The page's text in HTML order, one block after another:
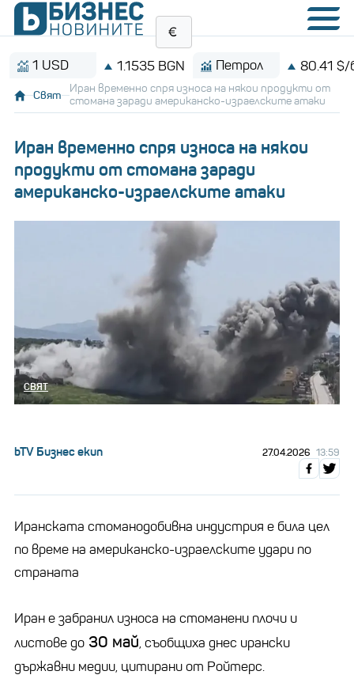
USD 1.1535 BGN Петрол 80.41 $/барел
Свят
Иран временно спря износа на някои продукти от
стомана заради американско-израелските атаки
Иран временно спря износа на някои
продукти от стомана заради
американско-израелските атаки
СВЯТ
bTV Бизнес екип 27.04.2026 13:59
Иранската стоманодобивна индустрия е била цел
по време на американско-израелските удари по
страната
Иран е забранил износа на стоманени плочи и
листове до 30 май, съобщиха днес ирански
държавни медии, цитирани от Ройтерс.